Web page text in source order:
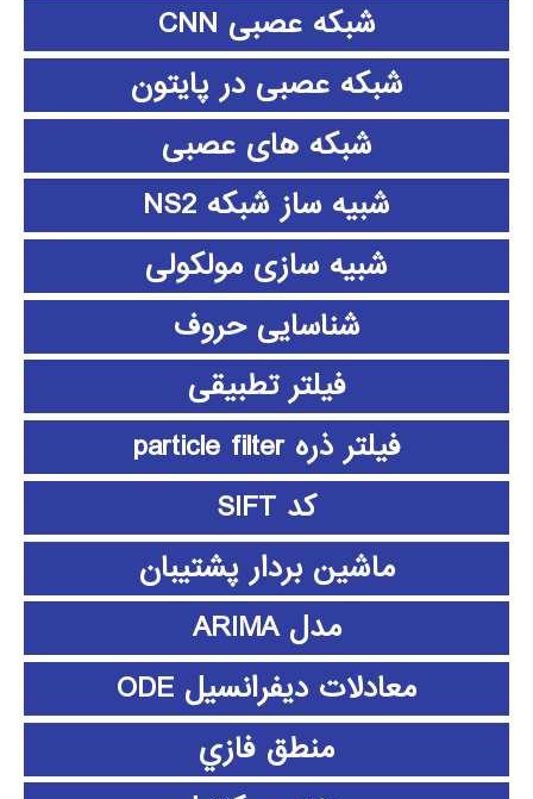
شبکه عصبی CNN
شبکه عصبی در پایتون
شبکه های عصبی
شبیه ساز شبکه NS2
شبیه سازی مولکولی
شناسایی حروف
فیلتر تطبیقی
فیلتر ذره particle filter
کد SIFT
ماشین بردار پشتیبان
مدل ARIMA
معادلات دیفرانسیل ODE
منطق فازي